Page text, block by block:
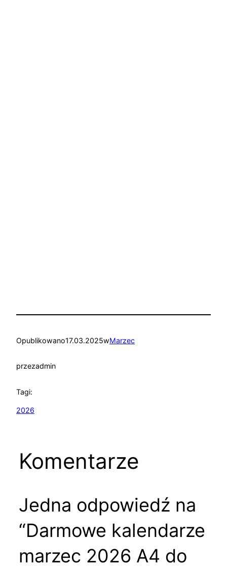
Opublikowano17.03.2025wMarzec
przezadmin
Tagi:
2026
Komentarze
Jedna odpowiedź na
“Darmowe kalendarze
marzec 2026 A4 do